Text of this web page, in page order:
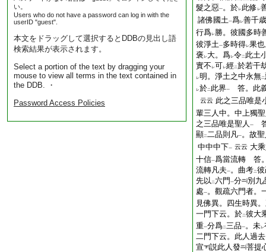
い。
Users who do not have a password can log in with the
userID "guest".
本文をドラッグして選択するとDDBの見出し語
検索結果が表示されます。
Select a portion of the text by dragging your
mouse to view all terms in the text contained in
the DDB. ・
Password Access Policies
髮之惡一。於レ此修 レ
諸佛國土一爲レ善千歳
行爲レ勝。彼國多時
彼淨土一多時得レ果
褒レ大。爲レ令二 此土
實不 レ可レ經二於若干
レ明。淨土之中永無二
レ於二 此界一 答。此
云云 此之三品唯
輩三人中。中上獨
之三品唯是聖人 一
顯二二品則凡一。故
中中中下一 云云 大
十信一爲當流轉 答
流轉凡夫一。曲考二
先以 二六門 一分
別九
處一。觀疏六門者。
見佛異。四生時異
一門下云。於二彼大
重一分爲二三品一。未レ
二門下云。此人過
宣
説此人發
菩提